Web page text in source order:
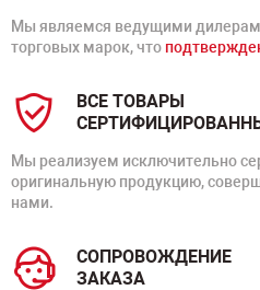
Мы являемся ведущими
торговых марок, что
ВСЕ ТОВАРЫ
Мы реализуем исключительно
оригинальную продукцию,
нами.
СОПРОВОЖДЕНИЕ
ЗАКАЗА